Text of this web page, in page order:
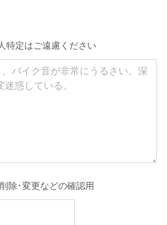
特定はご遠慮ください
除･変更などの確認用